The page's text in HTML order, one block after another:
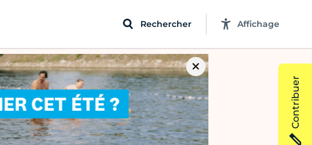
Rechercher Affichage
Contribuer